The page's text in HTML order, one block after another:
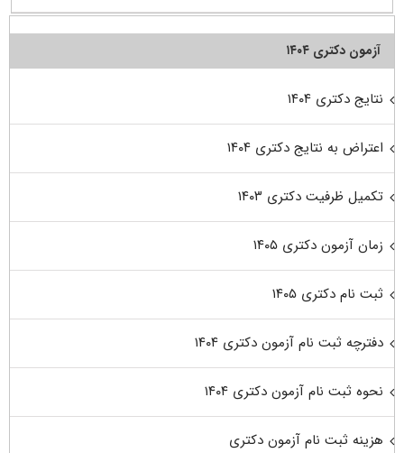
آزمون دکتری ۱۴۰۴
نتایج دکتری ۱۴۰۴
اعتراض به نتایج دکتری ۱۴۰۴
تکمیل ظرفیت دکتری ۱۴۰۳
زمان آزمون دکتری ۱۴۰۵
ثبت نام دکتری ۱۴۰۵
دفترچه ثبت نام آزمون دکتری ۱۴۰۴
نحوه ثبت نام آزمون دکتری ۱۴۰۴
هزینه ثبت نام آزمون دکتری